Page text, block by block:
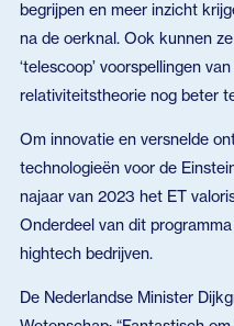
begrijpen en meer inzicht
na de oerknal. Ook kunnen
‘telescoop’ voorspellingen
relativiteitstheorie nog beter
Om innovatie en versnelde
technologieën voor de
najaar van 2023 het ET
Onderdeel van dit
hightech bedrijven.
De Nederlandse Minister